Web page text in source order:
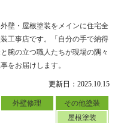
更新日：2025.10.15
外壁修理
その他塗装
屋根塗装
壁・屋根塗装をメインに住宅全
工事店です。「自分の手で納得
腕の立つ職人たちが現場の隅々
をお届けします。